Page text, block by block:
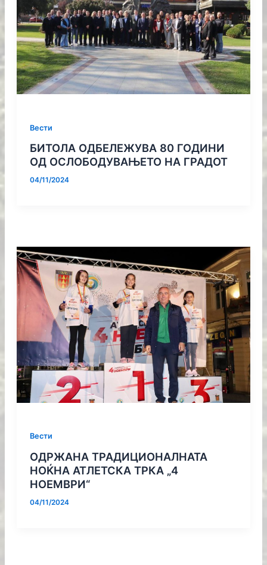
Вести
БИТОЛА ОДБЕЛЕЖУВА 80 ГОДИНИ
ОД ОСЛОБОДУВАЊЕТО НА ГРАДОТ
04/11/2024
Вести
ОДРЖАНА ТРАДИЦИОНАЛНАТА
НОЌНА АТЛЕТСКА ТРКА „4
НОЕМВРИ“
04/11/2024